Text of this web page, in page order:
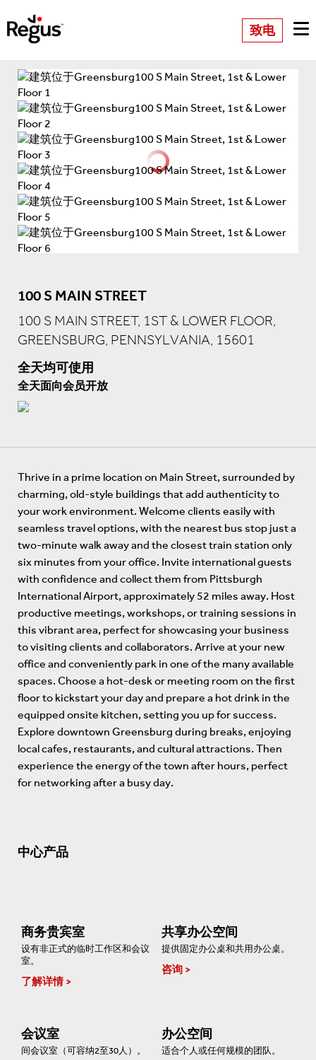
致电
100 S MAIN STREET
100 S MAIN STREET, 1ST & LOWER FLOOR,
GREENSBURG, PENNSYLVANIA, 15601
全天均可使用
全天面向会员开放
Thrive in a prime location on Main Street, surrounded by
charming, old-style buildings that add authenticity to
your work environment. Welcome clients easily with
seamless travel options, with the nearest bus stop just a
two-minute walk away and the closest train station only
six minutes from your office. Invite international guests
with confidence and collect them from Pittsburgh
International Airport, approximately 52 miles away. Host
productive meetings, workshops, or training sessions in
this vibrant area, perfect for showcasing your business
to visiting clients and collaborators. Arrive at your new
office and conveniently park in one of the many available
spaces. Choose a hot-desk or meeting room on the first
floor to kickstart your day and prepare a hot drink in the
equipped onsite kitchen, setting you up for success.
Explore downtown Greensburg during breaks, enjoying
local cafes, restaurants, and cultural attractions. Then
experience the energy of the town after hours, perfect
for networking after a busy day.
中心产品
商务贵宾室
设有非正式的临时工作区和会议
室。
了解详情
共享办公空间
提供固定办公桌和共用办公桌。
咨询
会议室
间会议室（可容纳2至30人）。
办公空间
适合个人或任何规模的团队。